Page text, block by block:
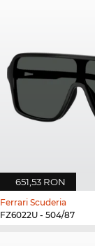
651,53 RON
Ferrari Scuderia
FZ6022U - 504/87